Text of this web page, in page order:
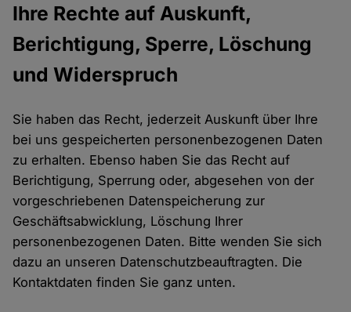
Ihre Rechte auf Auskunft,
Berichtigung, Sperre, Löschung
und Widerspruch
Sie haben das Recht, jederzeit Auskunft über Ihre
bei uns gespeicherten personenbezogenen Daten
zu erhalten. Ebenso haben Sie das Recht auf
Berichtigung, Sperrung oder, abgesehen von der
vorgeschriebenen Datenspeicherung zur
Geschäftsabwicklung, Löschung Ihrer
personenbezogenen Daten. Bitte wenden Sie sich
dazu an unseren Datenschutzbeauftragten. Die
Kontaktdaten finden Sie ganz unten.